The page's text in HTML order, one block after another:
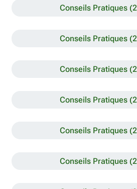
Conseils Pratiques
Conseils Pratiques
Conseils Pratiques
Conseils Pratiques
Conseils Pratiques
Conseils Pratiques